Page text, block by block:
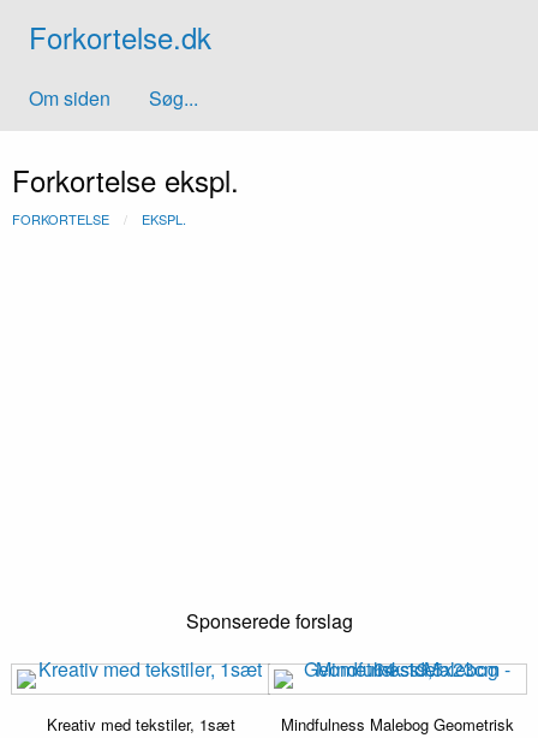
Forkortelse.dk
Om siden Søg...
Forkortelse ekspl.
FORKORTELSE EKSPL.
Sponserede forslag
Kreativ med tekstiler, 1sæt
Mindfulness Malebog Geometrisk